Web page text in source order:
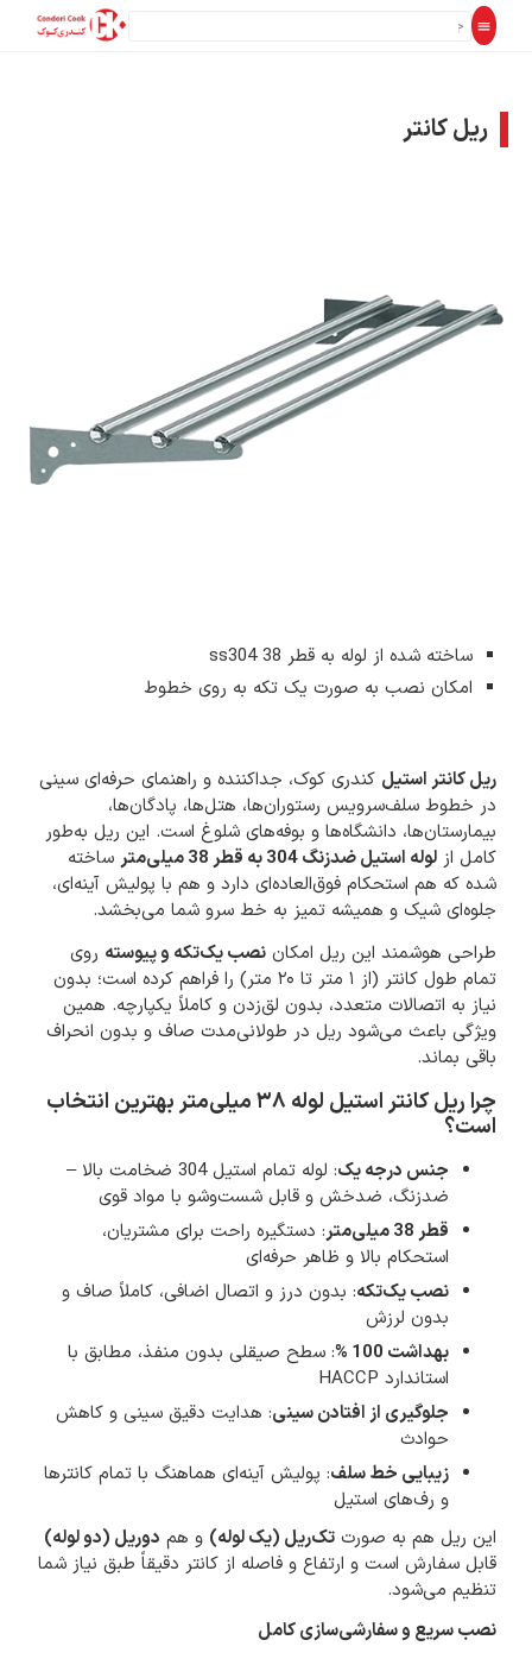
ساخته شده از لوله به قطر 38 ss304
امکان نصب به صورت یک تکه به روی خطوط
ریل کانتر
ریل کانتر استیل کندری کوک، جداکننده و راهنمای حرفه‌ای سینی
در خطوط سلف‌سرویس رستوران‌ها، هتل‌ها، پادگان‌ها،
بیمارستان‌ها، دانشگاه‌ها و بوفه‌های شلوغ است. این ریل به‌طور
کامل از لوله استیل ضدزنگ 304 به قطر 38 میلی‌متر
ساخته
شده که هم استحکام فوق‌العاده‌ای دارد و هم با پولیش آینه‌ای،
جلوه‌ای شیک و همیشه تمیز به خط سرو شما می‌بخشد.
طراحی هوشمند این ریل امکان نصب یک‌تکه و پیوسته روی
تمام طول کانتر (از ۱ متر تا ۲۰ متر) را فراهم کرده است؛ بدون
نیاز به اتصالات متعدد، بدون لق‌زدن و کاملاً یکپارچه. همین
ویژگی باعث می‌شود ریل در طولانی‌مدت صاف و بدون انحراف
باقی بماند.
چرا ریل کانتر استیل لوله ۳۸ میلی‌متر بهترین انتخاب
است؟
جنس درجه یک
: لوله تمام استیل 304 ضخامت بالا –
ضدزنگ، ضدخش و قابل شست‌وشو با مواد قوی
قطر 38 میلی‌متر
: دستگیره راحت برای مشتریان،
استحکام بالا و ظاهر حرفه‌ای
نصب یک‌تکه: بدون درز و اتصال اضافی، کاملاً صاف و
بدون لرزش
بهداشت 100 %
: سطح صیقلی بدون منفذ، مطابق با
استاندارد HACCP
جلوگیری از افتادن سینی: هدایت دقیق سینی و کاهش
حوادث
زیبایی خط سلف: پولیش آینه‌ای هماهنگ با تمام کانترها
و رف‌های استیل
این ریل هم به صورت تک‌ریل (یک لوله) و هم دوریل (دو لوله)
قابل سفارش است و ارتفاع و فاصله از کانتر دقیقاً طبق نیاز شما
تنظیم می‌شود.
نصب سریع و سفارشی‌سازی کامل